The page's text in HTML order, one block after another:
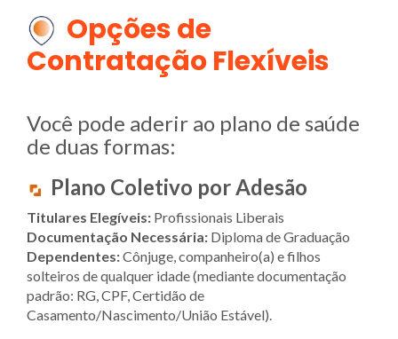
Opções de
Contratação Flexíveis
Você pode aderir ao plano de saúde
de duas formas:
Plano Coletivo por Adesão
Titulares Elegíveis: Profissionais Liberais
Documentação Necessária: Diploma de Graduação
Dependentes:Cônjuge, companheiro(a) e filhos
solteiros de qualquer idade (mediante documentação
padrão: RG, CPF, Certidão de
Casamento/Nascimento/União Estável).